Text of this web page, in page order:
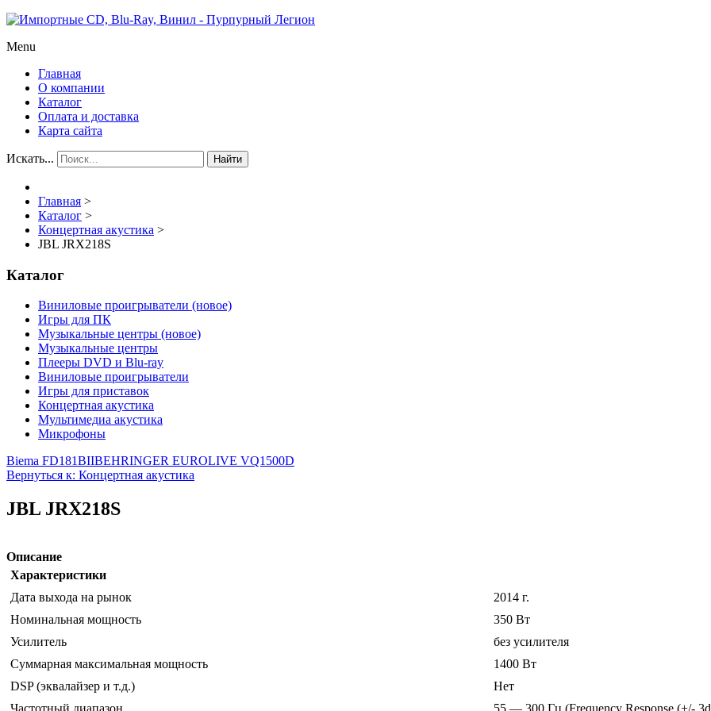
Menu
Главная
О компании
Каталог
Оплата и доставка
Карта сайта
Искать... Найти
Главная >
Каталог >
Концертная акустика >
JBL JRX218S
Каталог
Виниловые проигрыватели (новое)
Игры для ПК
Музыкальные центры (новое)
Музыкальные центры
Плееры DVD и Blu-ray
Виниловые проигрыватели
Игры для приставок
Концертная акустика
Мультимедиа акустика
Микрофоны
Biema FD181BIIBEHRINGER EUROLIVE VQ1500D
Вернуться к: Концертная акустика
JBL JRX218S
Описание
Характеристики
Дата выхода на рынок
2014 г.
Номинальная мощность
350 Вт
Усилитель
без усилителя
Суммарная максимальная мощность
1400 Вт
DSP (эквалайзер и т.д.)
Нет